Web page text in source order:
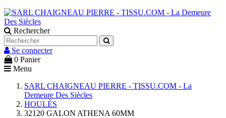
Rechercher
Se connecter
0 Panier
Menu
SARL CHAIGNEAU PIERRE - TISSU.COM - La
Demeure Des Siècles
HOULÈS
32120 GALON ATHENA 60MM